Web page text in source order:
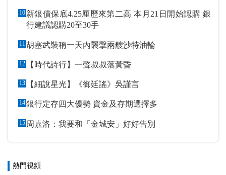
10 新銀債保底4.25厘歷來第二高 本月21日開始認購 銀
行建議認購20至30手
11 胡塞武裝稱一天內襲擊兩艘沙特油輪
12 【時代詩行】一聲叔叔落黃昏
13 【細說星光】《御廷謠》吳謹言
14 銀行定存四大優勢 資金及存期選擇多
15 周嘉洛：我要和「金城安」好好告別
熱門視頻